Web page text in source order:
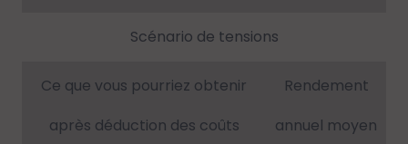
Scénario de tensions
Ce que vous pourriez obtenir
après déduction des coûts
Rendement
annuel moyen